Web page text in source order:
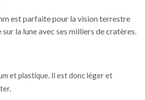
est parfaite pour la vision terrestre
la lune avec ses milliers de cratères.
et plastique. Il est donc léger et